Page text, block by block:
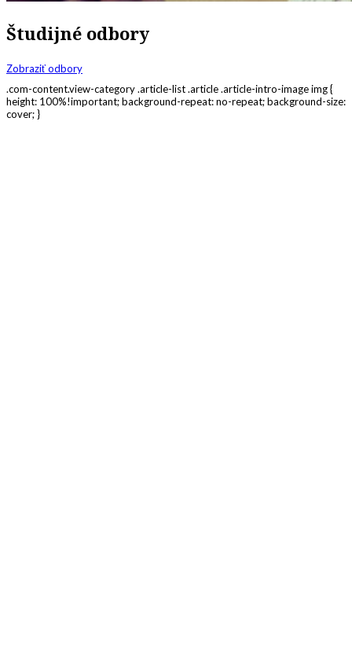
Študijné odbory
Zobraziť odbory
.com-content.view-category .article-list .article .article-intro-image img {
height: 100%!important; background-repeat: no-repeat; background-size:
cover; }